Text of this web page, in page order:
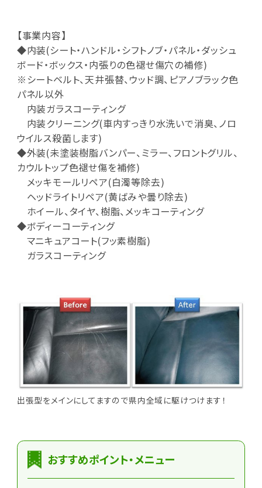
【事業内容】
◆内装(シート・ハンドル・シフトノブ・パネル・ダッシュ
ボード・ボックス・内張りの色褪せ傷穴の補修)
※シートベルト、天井張替、ウッド調、ピアノブラック色
パネル以外
内装ガラスコーティング
内装クリーニング(車内すっきり水洗いで消臭、ノロ
ウイルス殺菌します)
◆外装(未塗装樹脂バンパー、ミラー、フロントグリル、
カウルトップ色褪せ傷を補修)
メッキモールリペア(白濁等除去)
ヘッドライトリペア(黄ばみや曇り除去)
ホイール、タイヤ、樹脂、メッキコーティング
◆ボディーコーティング
マニキュアコート(フッ素樹脂)
ガラスコーティング
出張型をメインにしてますので県内全域に駆けつけます！
おすすめポイント・メニュー